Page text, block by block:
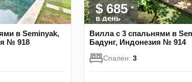
в Seminyak,
№ 918
$ 685
в день
Вилла с 3 спальнями в
Бадунг, Индонезия № 914
Спален: 3